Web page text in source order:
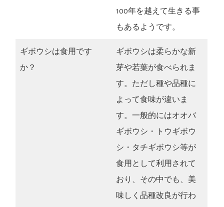
100年を越えて生きる事
もあるようです。
ギボウシは食用です
か？
ギボウシは柔らかな新
芽や若葉が食べられま
す。ただし種や品種に
よって食味が違いま
す。一般的にはオオバ
ギボウシ・トウギボウ
シ・タチギボウシ等が
食用として利用されて
おり、その中でも、美
味しく品種改良が行わ